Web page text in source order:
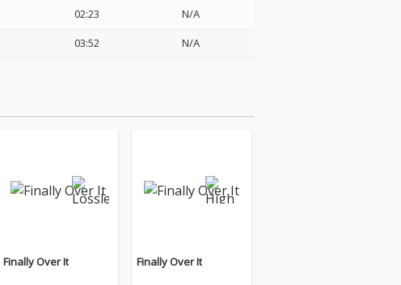
02:23
N/A
03:52 N/A
Finally Over It Finally Over It